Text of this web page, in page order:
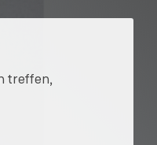
treffen,